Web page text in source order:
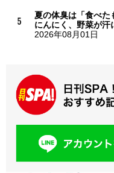
夏の体臭は「食べた
にんにく、野菜が汗
2026年08月01日